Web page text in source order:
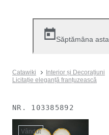
Săptămâna asta
Catawiki Interior și Decorațiuni
Licitație eleganță franțuzească
NR. 103385892
Vândut